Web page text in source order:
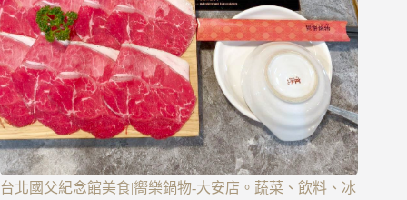
台北國父紀念館美食|嚮樂鍋物-大安店。蔬菜、飲料、冰